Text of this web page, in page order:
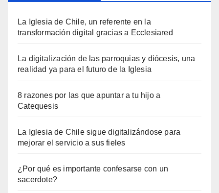
La Iglesia de Chile, un referente en la
transformación digital gracias a Ecclesiared
La digitalización de las parroquias y diócesis, una
realidad ya para el futuro de la Iglesia
8 razones por las que apuntar a tu hijo a
Catequesis
La Iglesia de Chile sigue digitalizándose para
mejorar el servicio a sus fieles
¿Por qué es importante confesarse con un
sacerdote?